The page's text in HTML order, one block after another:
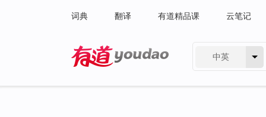
词典 翻译 有道精品课 云笔记
中英